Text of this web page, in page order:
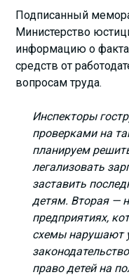
Подписанный
Министерство
информацию о
средств от
вопросам труда.
Инспекторы
проверками на
планируем
легализовать
заставить
детям. Вторая —
предприятиях,
схемы нарушают
право детей на